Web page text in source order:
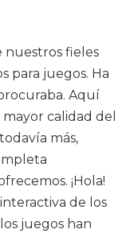
nuestros fieles
para juegos. Ha
Aquí
calidad del
más,
¡Hola!
de los
juegos han